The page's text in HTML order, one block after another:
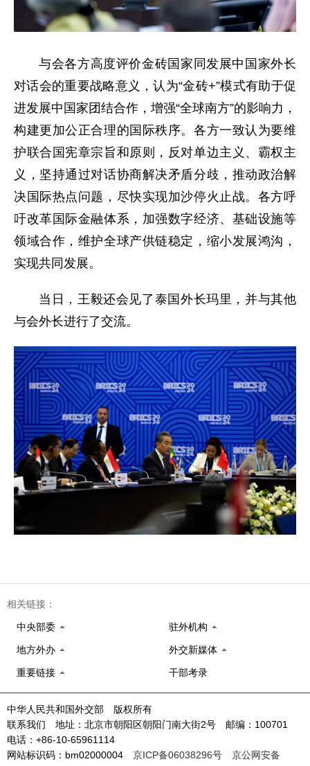
与会各方高度评价金砖国家同发展中国家外长
对话会的重要战略意义，认为“金砖+”模式有助于促
进发展中国家团结合作，增强“全球南方”的影响力，
构建更加公正合理的国际秩序。各方一致认为要维
护联合国宪章宗旨和原则，反对单边主义、霸权主
义，坚持通过对话协商解决矛盾分歧，推动政治解
决国际热点问题，尽快实现加沙停火止战。各方呼
吁改革国际金融体系，加强数字经济、基础设施等
领域合作，维护全球产供链稳定，缩小发展鸿沟，
实现共同发展。
当日，王毅还会见了泰国外长玛里，并与其他
与会外长进行了交流。
相关链接：
中央部委 驻外机构
地方外办 外交新媒体
重要链接 干部考录
中华人民共和国外交部 版权所有
联系我们 地址：北京市朝阳区朝阳门南大街2号 邮编：100701
电话：+86-10-65961114
网站标识码：bm02000004 京ICP备06038296号
京公网安备